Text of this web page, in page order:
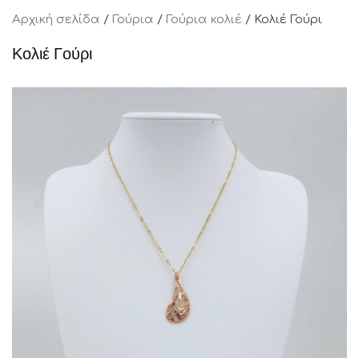
Αρχική σελίδα / Γούρια / Γούρια κολιέ / Κολιέ Γούρι
Κολιέ Γούρι